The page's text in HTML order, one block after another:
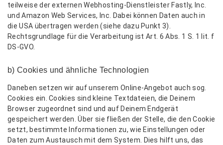
teilweise der externen Webhosting-Dienstleister Fastly, Inc.
und Amazon Web Services, Inc. Dabei können Daten auch in
die USA übertragen werden (siehe dazu Punkt 3).
Rechtsgrundlage für die Verarbeitung ist Art. 6 Abs. 1 S. 1 lit. f
DS-GVO.
b) Cookies und ähnliche Technologien
Daneben setzen wir auf unserem Online-Angebot auch sog.
Cookies ein. Cookies sind kleine Textdateien, die Deinem
Browser zugeordnet sind und auf Deinem Endgerät
gespeichert werden. Über sie fließen der Stelle, die den Cookie
setzt, bestimmte Informationen zu, wie Einstellungen oder
Daten zum Austausch mit dem System. Dies hilft uns, das